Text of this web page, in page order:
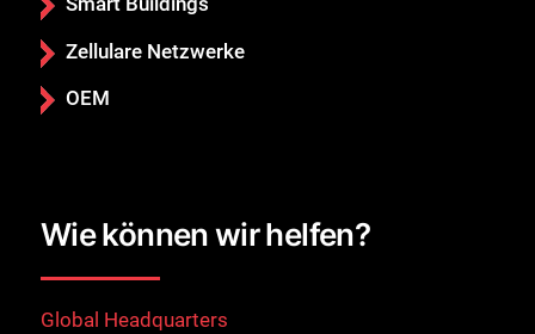
Zellulare Netzwerke
OEM
Wie können wir helfen?
Global Headquarters